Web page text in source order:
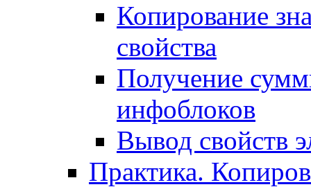
Копирование
свойства
Получение
инфоблоков
Вывод свойств
Практика.